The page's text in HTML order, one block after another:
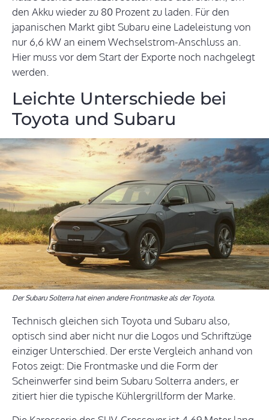
den Akku wieder zu 80 Prozent zu laden. Für den
japanischen Markt gibt Subaru eine Ladeleistung von
nur 6,6 kW an einem Wechselstrom-Anschluss an.
Hier muss vor dem Start der Exporte noch nachgelegt
werden.
Leichte Unterschiede bei
Toyota und Subaru
Der Subaru Solterra hat einen andere Frontmaske als der Toyota.
Technisch gleichen sich Toyota und Subaru also,
optisch sind aber nicht nur die Logos und Schriftzüge
einziger Unterschied. Der erste Vergleich anhand von
Fotos zeigt: Die Frontmaske und die Form der
Scheinwerfer sind beim Subaru Solterra anders, er
zitiert hier die typische Kühlergrillform der Marke.